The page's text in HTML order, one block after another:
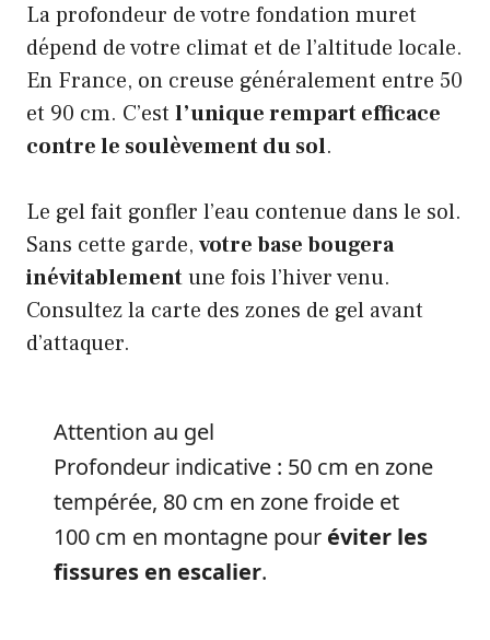
La profondeur de votre fondation muret
dépend de votre climat et de l’altitude locale.
En France, on creuse généralement entre 50
et 90 cm. C’est l’unique rempart efficace
contre le soulèvement du sol.
Le gel fait gonfler l’eau contenue dans le sol.
Sans cette garde, votre base bougera
inévitablementune fois l’hiver venu.
Consultez la carte des zones de gel avant
d’attaquer.
Attention au gel
Profondeur indicative : 50 cm en zone
tempérée, 80 cm en zone froide et
100 cm en montagne pour éviter les
fissures en escalier.